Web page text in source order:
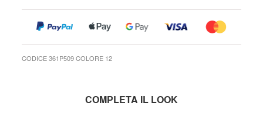
CODICE 361P509 COLORE 12
COMPLETA IL LOOK